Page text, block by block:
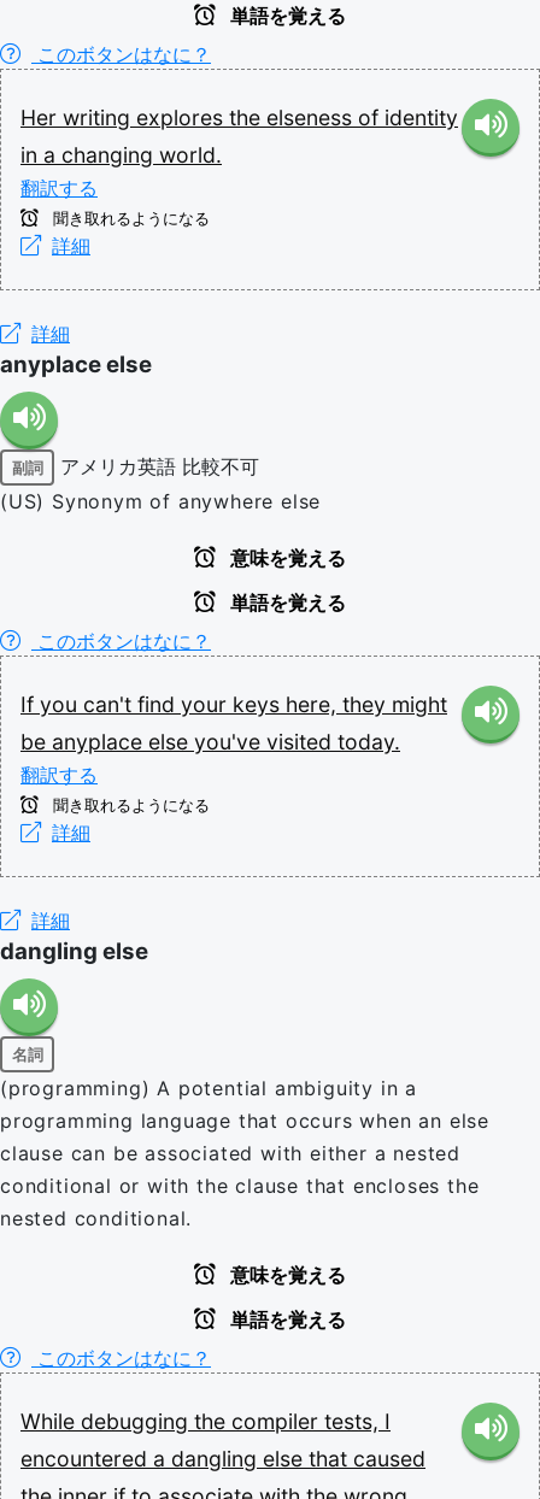
単語を覚える
このボタンはなに？
Her writing explores the elseness of identity
in a changing world.
翻訳する
聞き取れるようになる
詳細
詳細
anyplace else
副詞 アメリカ英語 比較不可
(US) Synonym of anywhere else
意味を覚える
単語を覚える
このボタンはなに？
If you can't find your keys here, they might
be anyplace else you've visited today.
翻訳する
聞き取れるようになる
詳細
詳細
dangling else
名詞
(programming) A potential ambiguity in a
programming language that occurs when an else
clause can be associated with either a nested
conditional or with the clause that encloses the
nested conditional.
意味を覚える
単語を覚える
このボタンはなに？
While debugging the compiler tests, I
encountered a dangling else that caused